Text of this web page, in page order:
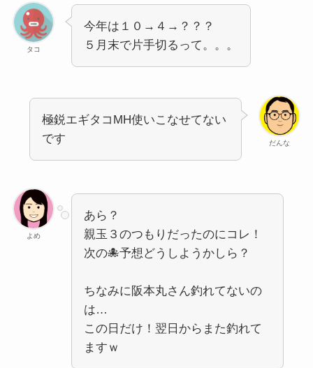
タコ
今年は１０→４→？？？
５月末で片手切るって。。。
だんな
極鋭エギタコMH使いこなせてない
です
よめ
あら？
親玉３のつもりだったのにコレ！
次の🐙予想どうしようかしら？
ちなみに阪本丸さん釣れてないの
は…
この日だけ！翌日からまた釣れて
ますｗ